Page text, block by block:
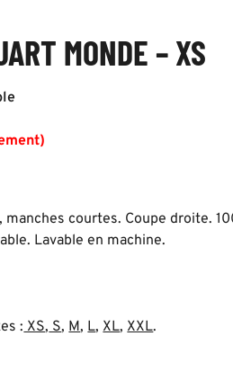
MONDE – XS
courtes. Coupe droite.
Lavable en machine.
:XS,S,M,L,XL,XXL.